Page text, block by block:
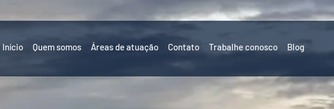
Início Quem somos Áreas de atuação Contato Trabalhe conosco Blog